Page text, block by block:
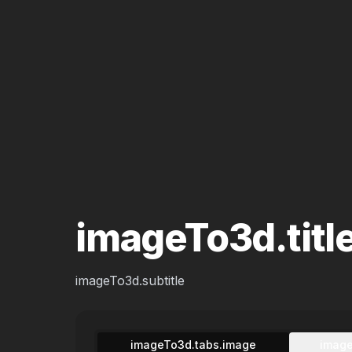
imageTo3d.subtitle
imageTo3d.tabs.image